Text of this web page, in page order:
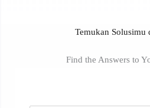
Temukan Solusimu
Find the Answers to